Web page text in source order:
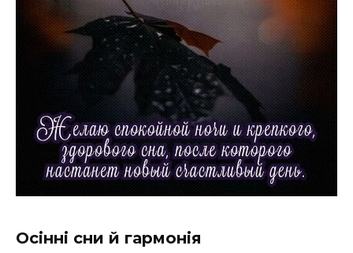
Осінні сни й гармонія